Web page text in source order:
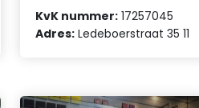
KvK nummer: 17257045
Adres: Ledeboerstraat 35 11